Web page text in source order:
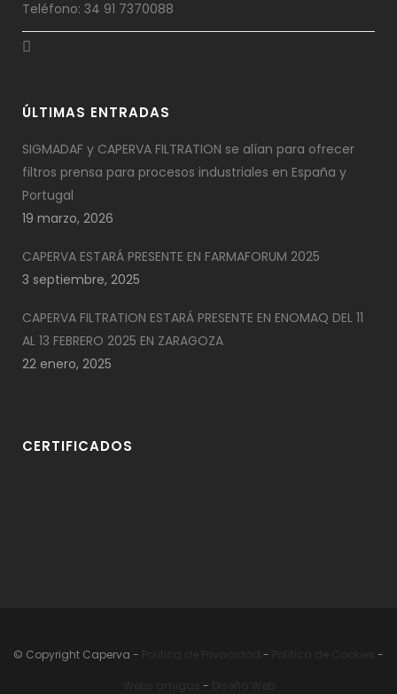
Teléfono: 34 91 7370088
ÚLTIMAS ENTRADAS
SIGMADAF y CAPERVA FILTRATION se alían para ofrecer
filtros prensa para procesos industriales en España y
Portugal
19 marzo, 2026
CAPERVA ESTARÁ PRESENTE EN FARMAFORUM 2025
3 septiembre, 2025
CAPERVA FILTRATION ESTARÁ PRESENTE EN ENOMAQ DEL 11
AL 13 FEBRERO 2025 EN ZARAGOZA
22 enero, 2025
CERTIFICADOS
© Copyright Caperva - - -
-